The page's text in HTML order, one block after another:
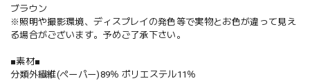
ブラウン
※照明や撮影環境、ディスプレイの発色等で実物とお色が違って見え
る場合がございます。予めご了承下さい。
■素材■
分類外繊維(ペーパー)89％ ポリエステル11％